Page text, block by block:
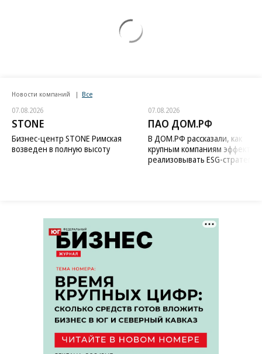
Новости компаний Все
07.08.2026
STONE
Бизнес-центр STONE Римская
возведен в полную высоту
07.08.2026
ПАО ДОМ.РФ
В ДОМ.РФ рассказали, как
крупным компаниям
реализовывать ESG-стратегию